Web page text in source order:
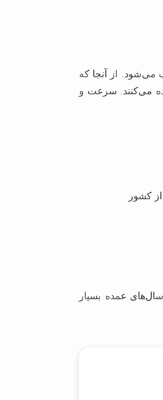
می‌شود. از آنجا که
می‌کنند. سرعت و
عمده بسیار